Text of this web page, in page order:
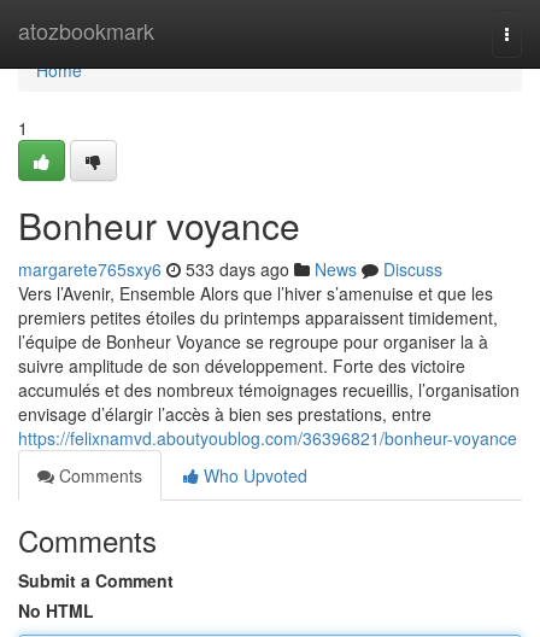
atozbookmark
Home
Home
1
Bonheur voyance
margarete765sxy6 533 days ago News
Discuss
Vers l’Avenir, Ensemble Alors que l’hiver s’amenuise et que les
premiers petites étoiles du printemps apparaissent timidement,
l’équipe de Bonheur Voyance se regroupe pour organiser la à
suivre amplitude de son développement. Forte des victoire
accumulés et des nombreux témoignages recueillis, l’organisation
envisage d’élargir l’accès à bien ses prestations, entre
https://felixnamvd.aboutyoublog.com/36396821/bonheur-voyance
Comments
Who Upvoted
Comments
Submit a Comment
No HTML